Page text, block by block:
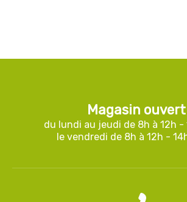
Magasin ouvert
du lundi au jeudi de 8h à 12h -
le vendredi de 8h à 12h -